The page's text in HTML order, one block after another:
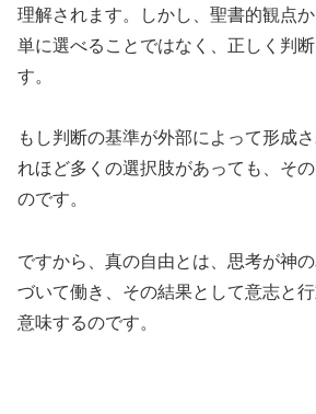
理解されます。しかし、聖書的観点
単に選べることではなく、正しく判
す。
もし判断の基準が外部によって形成
れほど多くの選択肢があっても、そ
のです。
ですから、真の自由とは、思考が神
づいて働き、その結果として意志と
意味するのです。